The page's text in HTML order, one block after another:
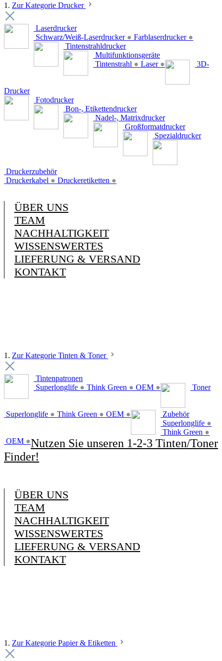
1. Zur Kategorie Drucker
Laserdrucker
Schwarz/Weiß-Laserdrucker ● Farblaserdrucker ●
Tintenstrahldrucker
Multifunktionsgeräte
Tintenstrahl ● Laser ● 3D-
Drucker
Fotodrucker
Bon-, Etikettendrucker
Nadel-, Matrixdrucker
Großformatdrucker
Spezialdrucker
Druckerzubehör
Druckerkabel ● Druckeretiketten ●
ÜBER UNS
TEAM
NACHHALTIGKEIT
WISSENSWERTES
LIEFERUNG & VERSAND
KONTAKT
1. Zur Kategorie Tinten & Toner
Tintenpatronen
Superlonglife ● Think Green ● OEM ● Toner
Superlonglife ● Think Green ● OEM ●
Zubehör
Superlonglife ●
Think Green ●
OEM ●Nutzen Sie unseren 1-2-3 Tinten/Toner
Finder!
ÜBER UNS
TEAM
NACHHALTIGKEIT
WISSENSWERTES
LIEFERUNG & VERSAND
KONTAKT
1. Zur Kategorie Papier & Etiketten